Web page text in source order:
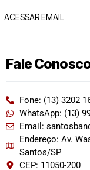
ACESSAR EMAIL
Fale
Fone: (13) 3202
WhatsApp: (13)
Email:
Endereço: Av.
Santos/SP
CEP: 11050-200